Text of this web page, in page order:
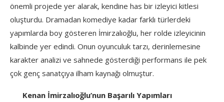
önemli projede yer alarak, kendine has bir izleyici kitlesi
oluşturdu. Dramadan komediye kadar farklı türlerdeki
yapımlarda boy gösteren İmirzalıoğlu, her rolde izleyicinin
kalbinde yer edindi. Onun oyunculuk tarzı, derinlemesine
karakter analizi ve sahnede gösterdiği performans ile pek
çok genç sanatçıya ilham kaynağı olmuştur.
Kenan İmirzalıoğlu’nun Başarılı Yapımları